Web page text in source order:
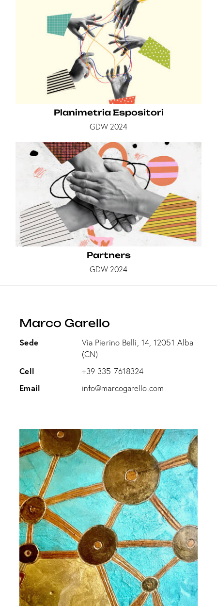
Planimetria Espositori
GDW 2024
Partners
GDW 2024
Marco Garello
Sede
Via Pierino Belli, 14, 12051 Alba
(CN)
Cell +39 335 7618324
Email info@marcogarello.com